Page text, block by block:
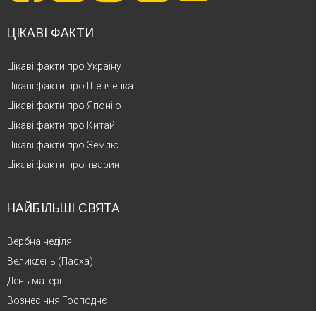
ЦІКАВІ ФАКТИ
Цікаві факти про Україну
Цікаві факти про Шевченка
Цікаві факти про Японію
Цікаві факти про Китай
Цікаві факти про Землю
Цікаві факти про тварин
НАЙБІЛЬШІ СВЯТА
Вербна неділя
Великдень (Пасха)
День матері
Вознесіння Господнє